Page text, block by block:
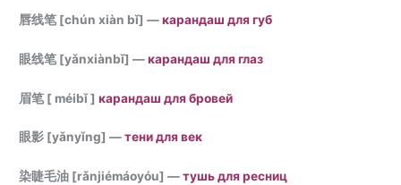
唇线笔 [chún xiàn bǐ] —карандаш для губ
眼线笔 [yǎnxiànbǐ] —карандаш для глаз
眉笔 [ méibǐ ]карандаш для бровей
眼影 [yǎnyǐng] —тени для век
染睫毛油 [rǎnjiémáoyóu] —тушь для ресниц